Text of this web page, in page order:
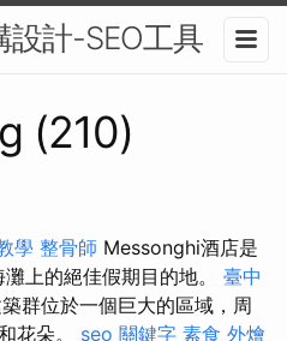
設計-SEO工具
(210)
學 整骨師 Messonghi酒店是
上的絕佳假期目的地。 臺中
群位於一個巨大的區域，周
花朵。 seo 關鍵字 素食 外燴